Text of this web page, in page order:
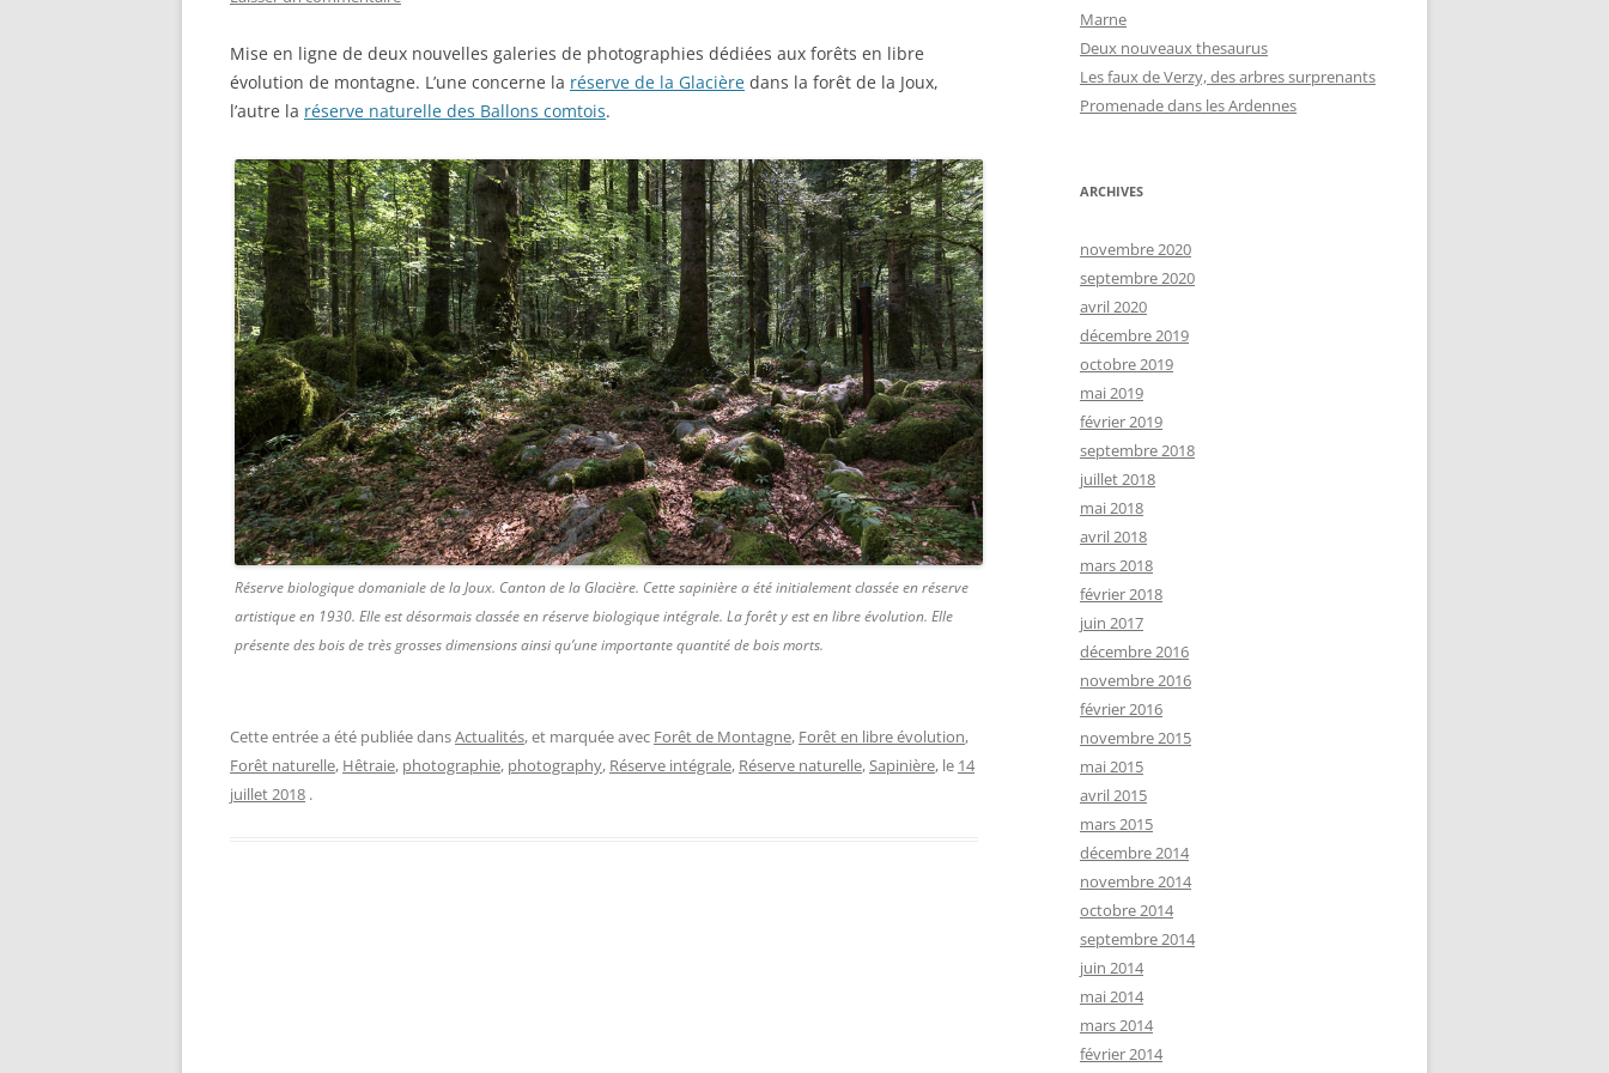
RÉSERVE NATURELLE DES
MAMMIFÈRES
ASIE
IRLANDE
GUADELOUPE
ARCHITECTURE
Mise en ligne de deux nouvelles galeries de photographies dédiées aux forêts en libre
évolution de montagne. L’une concerne la réserve de la Glacière dans la forêt de la Joux,
l’autre la réserve naturelle des Ballons comtois.
Réserve biologique domaniale de la Joux. Canton de la Glacière. Cette sapinière a été initialement classée en réserve
artistique en 1930. Elle est désormais classée en réserve biologique intégrale. La forêt y est en libre évolution. Elle
présente des bois de très grosses dimensions ainsi qu’une importante quantité de bois morts.
Cette entrée a été publiée dansActualités, et marquée avec Forêt de Montagne, Forêt en libre évolution,
Forêt naturelle, Hêtraie, photographie, photography, Réserve intégrale, Réserve naturelle,Sapinière, le 14
juillet 2018 .
Marne
Deux nouveaux thesaurus
Les faux de Verzy, des arbres surprenants
Promenade dans les Ardennes
ARCHIVES
novembre 2020
septembre 2020
avril 2020
décembre 2019
octobre 2019
mai 2019
février 2019
septembre 2018
juillet 2018
mai 2018
avril 2018
mars 2018
février 2018
juin 2017
décembre 2016
novembre 2016
février 2016
novembre 2015
mai 2015
avril 2015
mars 2015
décembre 2014
novembre 2014
octobre 2014
septembre 2014
juin 2014
mai 2014
mars 2014
février 2014